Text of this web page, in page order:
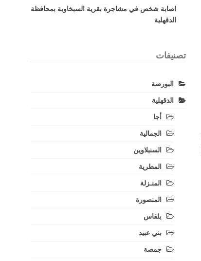
اصابة شخص في مشاجرة بقرية السبخاوية بمحافظة
الدقهلية
تصنيفات
البورصة
الدقهلية
أجا
الجمالية
السنبلاوين
المطرية
المنـزلة
المنصورة
بلقاس
بني عبيد
جمصة